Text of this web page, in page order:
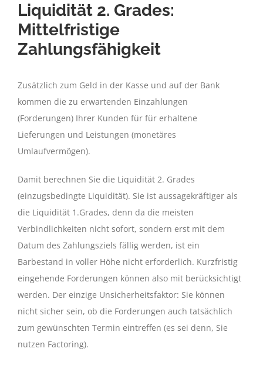
Liquidität 2. Grades:
Mittelfristige
Zahlungsfähigkeit
Zusätzlich zum Geld in der Kasse und auf der Bank
kommen die zu erwartenden Einzahlungen
(Forderungen) Ihrer Kunden für für erhaltene
Lieferungen und Leistungen (monetäres
Umlaufvermögen).
Damit berechnen Sie die Liquidität 2. Grades
(einzugsbedingte Liquidität). Sie ist aussagekräftiger als
die Liquidität 1.Grades, denn da die meisten
Verbindlichkeiten nicht sofort, sondern erst mit dem
Datum des Zahlungsziels fällig werden, ist ein
Barbestand in voller Höhe nicht erforderlich. Kurzfristig
eingehende Forderungen können also mit berücksichtigt
werden. Der einzige Unsicherheitsfaktor: Sie können
nicht sicher sein, ob die Forderungen auch tatsächlich
zum gewünschten Termin eintreffen (es sei denn, Sie
nutzen Factoring).